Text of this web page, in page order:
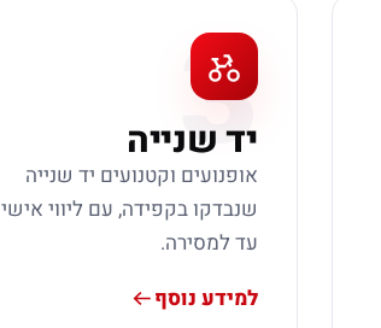
3
יד שנייה
אופנועים וקטנועים יד שנייה
שנבדקו בקפידה, עם ליווי אישי
עד למסירה.
למידע נוסף